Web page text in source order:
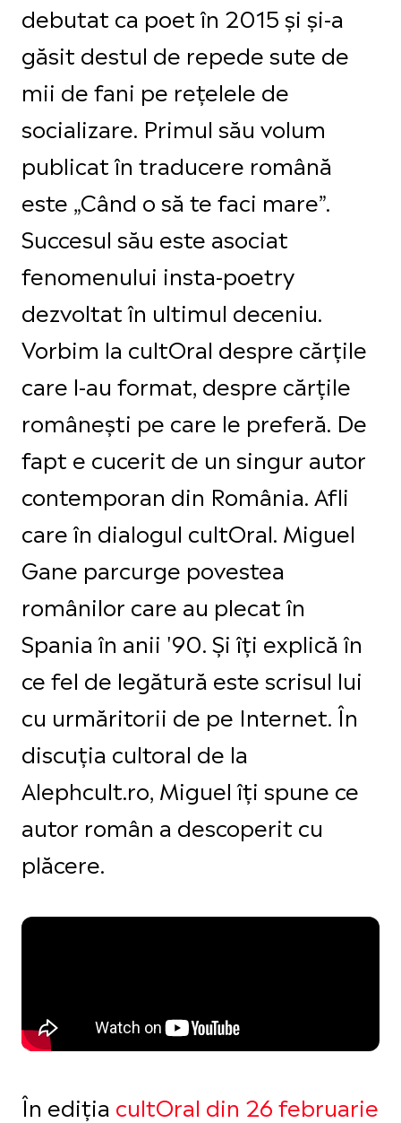
debutat ca poet în 2015 și și-a
găsit destul de repede sute de
mii de fani pe rețelele de
socializare. Primul său volum
publicat în traducere română
este „Când o să te faci mare”.
Succesul său este asociat
fenomenului insta-poetry
dezvoltat în ultimul deceniu.
Vorbim la cultOral despre cărțile
care l-au format, despre cărțile
românești pe care le preferă. De
fapt e cucerit de un singur autor
contemporan din România. Afli
care în dialogul cultOral. Miguel
Gane parcurge povestea
românilor care au plecat în
Spania în anii '90. Și îți explică în
ce fel de legătură este scrisul lui
cu urmăritorii de pe Internet. În
discuția cultoral de la
Alephcult.ro, Miguel îți spune ce
autor român a descoperit cu
plăcere.
În ediția cultOral din 26 februarie